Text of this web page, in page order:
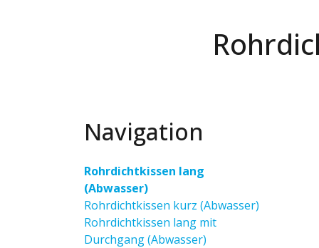
Navigation
Rohrdichtkissen lang
(Abwasser)
Rohrdichtkissen kurz (Abwasser)
Rohrdichtkissen lang mit
Durchgang (Abwasser)